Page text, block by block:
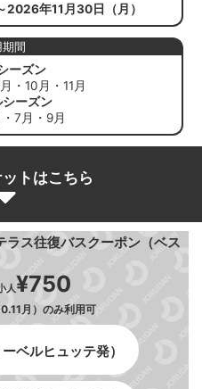
年11月30日（月）
間
ーズン
・10月・11月
シーズン
7月・9月
トはこちら
ス往復バスクーポン（ベス
人¥750
月）のみ利用可
ベルヒュッテ発）